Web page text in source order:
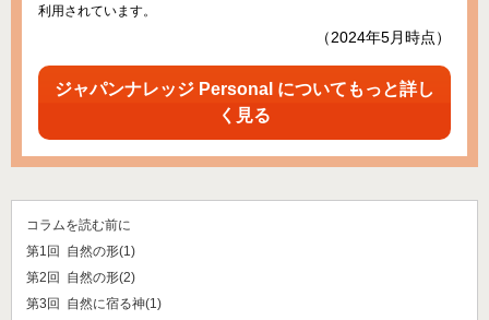
利用されています。
（2024年5月時点）
ジャパンナレッジ Personal についてもっと詳し
く見る
コラムを読む前に
第1回 自然の形(1)
第2回 自然の形(2)
第3回 自然に宿る神(1)